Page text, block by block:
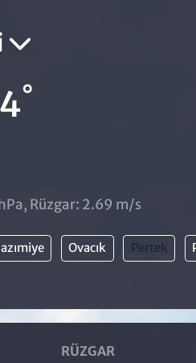
°
Rüzgar: 2.69 m/s
Ovacık Pertek
RÜZGAR